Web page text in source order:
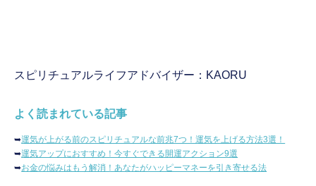
スピリチュアルライフアドバイザー：KAORU
よく読まれている記事
➥運気が上がる前のスピリチュアルな前兆7つ！運気を上げる方法3選！
➥運気アップにおすすめ！今すぐできる開運アクション9選
➥お金の悩みはもう解消！あなたがハッピーマネーを引き寄せる法